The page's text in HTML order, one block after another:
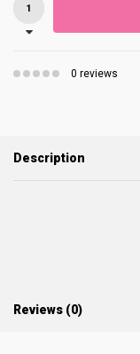
0 reviews
Description
Reviews (0)